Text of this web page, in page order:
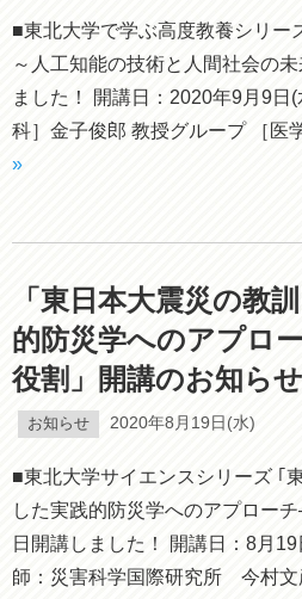
■東北大学で学ぶ高度教養シリー
～人工知能の技術と人間社会の
ました！ 開講日：2020年9月9日
科］金子俊郎 教授グループ ［医
»
「東日本大震災の教
的防災学へのアプロ
役割」開講のお知らせ
お知らせ 2020年8月19日(水)
■東北大学サイエンスシリーズ ｢
した実践的防災学へのアプロー
日開講しました！ 開講日：8月
師：災害科学国際研究所 今村文